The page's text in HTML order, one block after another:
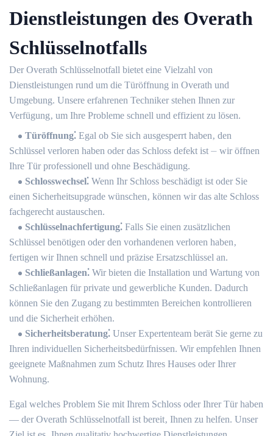
Dienstleistungen des Overath
Schlüsselnotfalls
Der Overath Schlüsselnotfall bietet eine Vielzahl von
Dienstleistungen rund um die Türöffnung in Overath und
Umgebung.​ Unsere erfahrenen Techniker stehen Ihnen zur
Verfügung‚ um Ihre Probleme schnell und effizient zu lösen.
Türöffnung⁚ Egal ob Sie sich ausgesperrt haben‚ den
Schlüssel verloren haben oder das Schloss defekt ist ⏤ wir öffnen
Ihre Tür professionell und ohne Beschädigung.​
Schlosswechsel⁚ Wenn Ihr Schloss beschädigt ist oder Sie
einen Sicherheitsupgrade wünschen‚ können wir das alte Schloss
fachgerecht austauschen.
Schlüsselnachfertigung⁚ Falls Sie einen zusätzlichen
Schlüssel benötigen oder den vorhandenen verloren haben‚
fertigen wir Ihnen schnell und präzise Ersatzschlüssel an.​
Schließanlagen⁚ Wir bieten die Installation und Wartung von
Schließanlagen für private und gewerbliche Kunden.​ Dadurch
können Sie den Zugang zu bestimmten Bereichen kontrollieren
und die Sicherheit erhöhen.
Sicherheitsberatung⁚ Unser Expertenteam berät Sie gerne zu
Ihren individuellen Sicherheitsbedürfnissen.​ Wir empfehlen Ihnen
geeignete Maßnahmen zum Schutz Ihres Hauses oder Ihrer
Wohnung.​
Egal welches Problem Sie mit Ihrem Schloss oder Ihrer Tür haben
― der Overath Schlüsselnotfall ist bereit‚ Ihnen zu helfen.​ Unser